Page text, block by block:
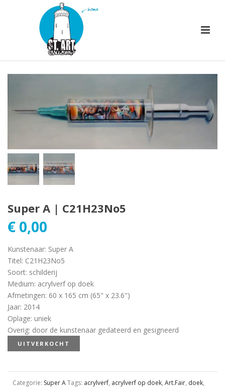
Super A | C21H23No5
€ 0,00
Kunstenaar: Super A
Titel: C21H23No5
Soort: schilderij
Medium: acrylverf op doek
Afmetingen: 60 x 165 cm (65" x 23.6")
Jaar: 2014
Oplage: uniek
Overig: door de kunstenaar gedateerd en gesigneerd
UITVERKOCHT
Categorie: Super ATags: acrylverf, acrylverf op doek, Art.Fair, doek,